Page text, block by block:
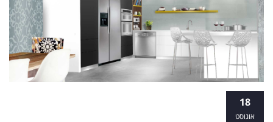
18
אוגוסט